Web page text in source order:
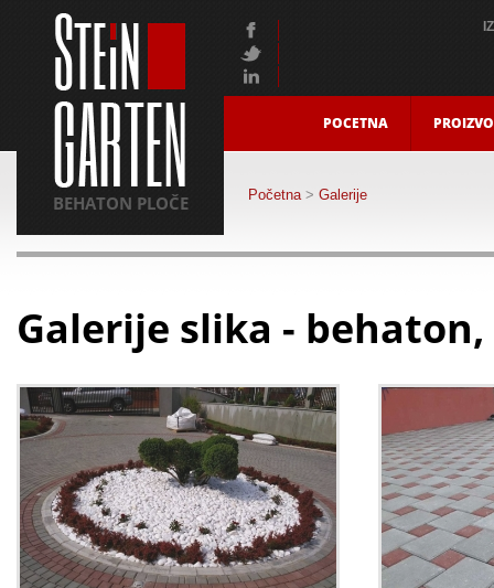
BEHATON PLOČE
POCETNA
Početna> Galerije
Galerije slika -